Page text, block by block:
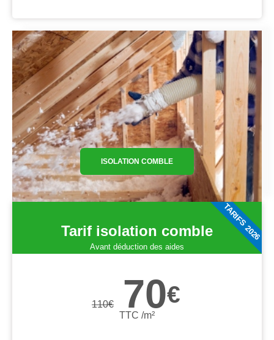
ISOLATION COMBLE
Tarif isolation comble
Avant déduction des aides
110€ 70€
TTC /m²
TARIFS 2026